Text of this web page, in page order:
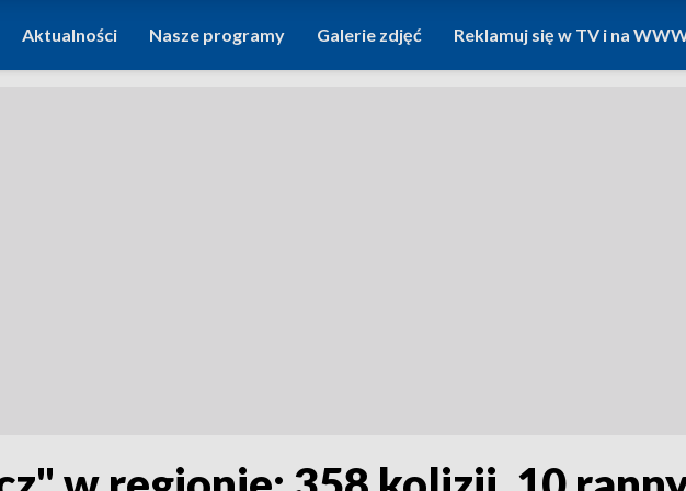
Aktualności Nasze programy Galerie zdjęć Reklamuj się w TV i na